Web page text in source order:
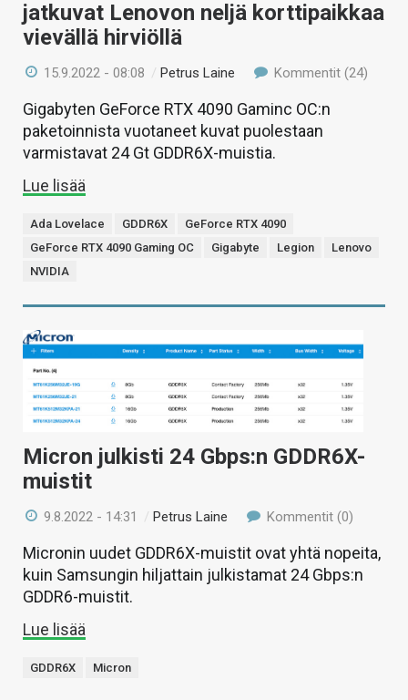
jatkuvat Lenovon neljä korttipaikkaa
vievällä hirviöllä
15.9.2022 - 08:08 /Petrus Laine Kommentit (24)
Gigabyten GeForce RTX 4090 Gaminc OC:n
paketoinnista vuotaneet kuvat puolestaan
varmistavat 24 Gt GDDR6X-muistia.
Lue lisää
Ada Lovelace GDDR6X
GeForce RTX 4090
GeForce RTX 4090 Gaming OC
Gigabyte Legion
Lenovo
NVIDIA
Micron julkisti 24 Gbps:n GDDR6X-
muistit
9.8.2022 - 14:31 /Petrus Laine Kommentit (0)
Micronin uudet GDDR6X-muistit ovat yhtä nopeita,
kuin Samsungin hiljattain julkistamat 24 Gbps:n
GDDR6-muistit.
Lue lisää
GDDR6X Micron